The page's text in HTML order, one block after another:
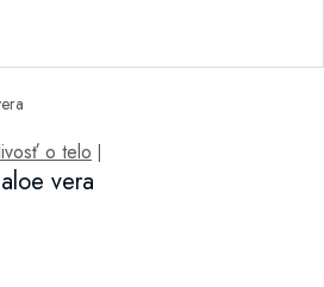
o telo |
vera